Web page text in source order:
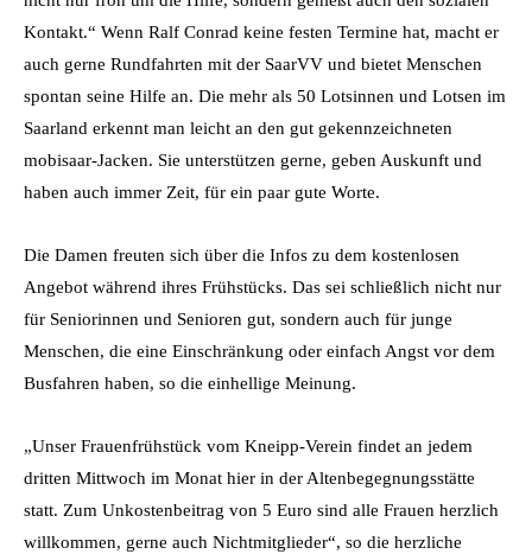
Kontakt.“ Wenn Ralf Conrad keine festen Termine hat, macht er
auch gerne Rundfahrten mit der SaarVV und bietet Menschen
spontan seine Hilfe an. Die mehr als 50 Lotsinnen und Lotsen im
Saarland erkennt man leicht an den gut gekennzeichneten
mobisaar-Jacken. Sie unterstützen gerne, geben Auskunft und
haben auch immer Zeit, für ein paar gute Worte.
Die Damen freuten sich über die Infos zu dem kostenlosen
Angebot während ihres Frühstücks. Das sei schließlich nicht nur
für Seniorinnen und Senioren gut, sondern auch für junge
Menschen, die eine Einschränkung oder einfach Angst vor dem
Busfahren haben, so die einhellige Meinung.
„Unser Frauenfrühstück vom Kneipp-Verein findet an jedem
dritten Mittwoch im Monat hier in der Altenbegegnungsstätte
statt. Zum Unkostenbeitrag von 5 Euro sind alle Frauen herzlich
willkommen, gerne auch Nichtmitglieder“, so die herzliche